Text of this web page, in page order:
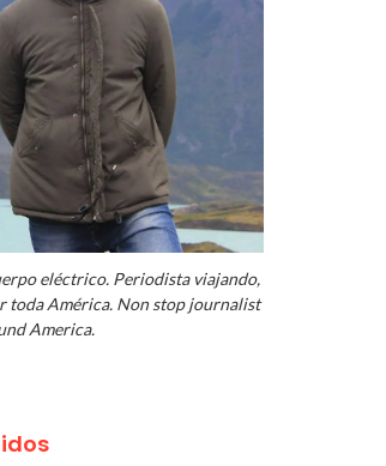
eléctrico. Periodista viajando,
toda América. Non stop journalist
America.